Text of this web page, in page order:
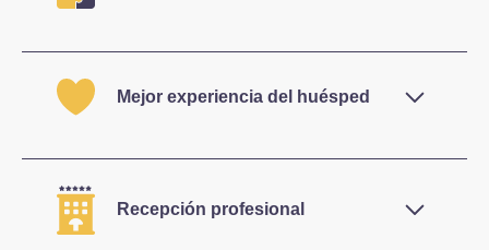
Funciona con todos los pasaportes, documentos
digital.
Mejor experiencia del huésped
Reduce las colas y ofrece una llegada moderna
Recepción profesional